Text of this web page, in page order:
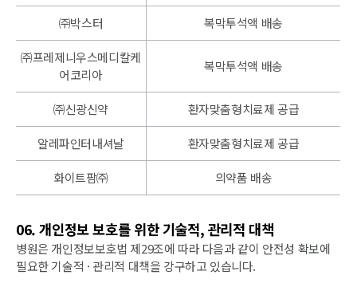
㈜박스터 복막투석액 배송
㈜프레제니우스메디칼케
어코리아
복막투석액 배송
㈜신광신약 환자맞춤형치료제 공급
알레파인터내셔날 환자맞춤형치료제 공급
화이트팜㈜ 의약품 배송
06. 개인정보 보호를 위한 기술적, 관리적 대책
병원은 개인정보보호법 제29조에 따라 다음과 같이 안전성 확보에
필요한 기술적 · 관리적 대책을 강구하고 있습니다.